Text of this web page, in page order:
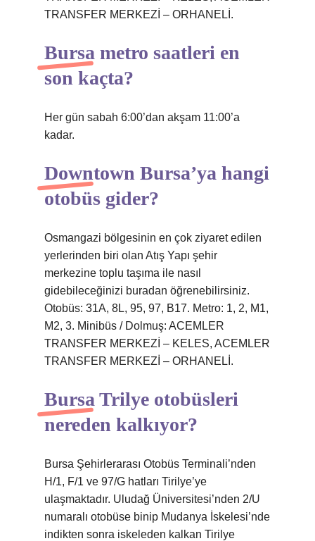
TRANSFER MERKEZİ – ORHANELİ.
Bursa metro saatleri en
son kaçta?
Her gün sabah 6:00’dan akşam 11:00’a
kadar.
Downtown Bursa’ya hangi
otobüs gider?
Osmangazi bölgesinin en çok ziyaret edilen
yerlerinden biri olan Atış Yapı şehir
merkezine toplu taşıma ile nasıl
gidebileceğinizi buradan öğrenebilirsiniz.
Otobüs: 31A, 8L, 95, 97, B17. Metro: 1, 2, M1,
M2, 3. Minibüs / Dolmuş: ACEMLER
TRANSFER MERKEZİ – KELES, ACEMLER
TRANSFER MERKEZİ – ORHANELİ.
Bursa Trilye otobüsleri
nereden kalkıyor?
Bursa Şehirlerarası Otobüs Terminali’nden
H/1, F/1 ve 97/G hatları Tirilye’ye
ulaşmaktadır. Uludağ Üniversitesi’nden 2/U
numaralı otobüse binip Mudanya İskelesi’nde
indikten sonra iskeleden kalkan Tirilye